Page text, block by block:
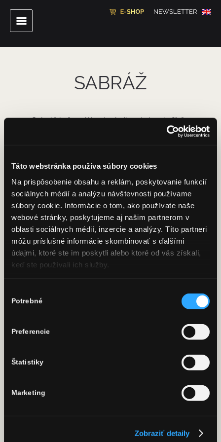
Táto webstránka používa súbory cookies
Na prispôsobenie obsahu a reklám, poskytovanie funkcií
sociálnych médií a analýzu návštevnosti používame
súbory cookie. Informácie o tom, ako používate naše
webové stránky, poskytujeme aj našim partnerom v
oblasti sociálnych médií, inzercie a analýzy. Títo partneri
môžu príslušné informácie skombinovať s ďalšími
údajmi, ktoré ste im poskytli alebo ktoré od vás získali,
keď ste používali ich služby.
súhlasu
Potrebné
Preferencie
Štatistiky
Marketing
Zobraziť detaily
NEWSLETTER
SABRÁŽ
Sabráž je špeciálna technika otvárania fľaše
sektu, pri ktorej pomocou šable usekávame
SABRÁŽ
Sabráž je špeciálna technika otvárania fľaše sektu,
pri ktorej dôjde k useknutiu konca hrdla fľaše